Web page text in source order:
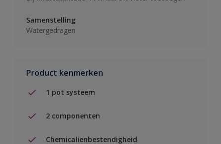
Samenstelling
Watergedragen
Product kenmerken
1 pot systeem
2 componenten
Chemicalienbestendigheid